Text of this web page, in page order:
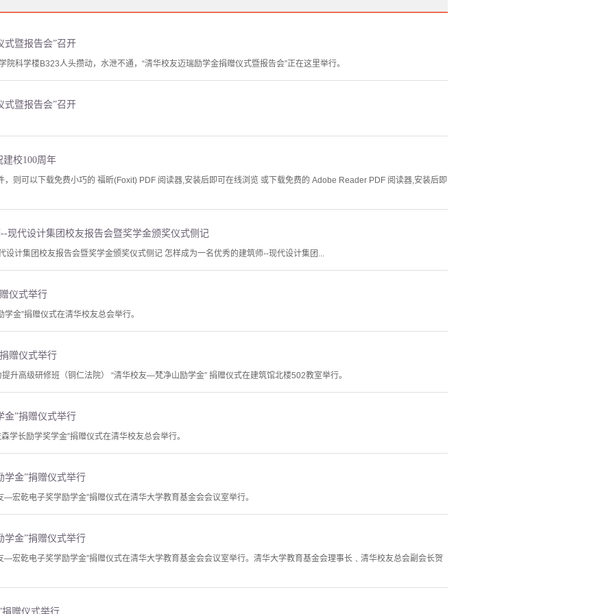
式暨报告会”召开
院科学楼B323人头攒动，水泄不通，“清华校友迈瑞励学金捐赠仪式暨报告会”正在这里举行。
式暨报告会”召开
校100周年
，则可以下载免费小巧的 福昕(Foxit) PDF 阅读器,安装后即可在线浏览 或下载免费的 Adobe Reader PDF 阅读器,安装后即
现代设计集团校友报告会暨奖学金颁奖仪式侧记
设计集团校友报告会暨奖学金颁奖仪式侧记 怎样成为一名优秀的建筑师--现代设计集团...
仪式举行
金”捐赠仪式在清华校友总会举行。
赠仪式举行
升高级研修班（铜仁法院） “清华校友—梵净山励学金” 捐赠仪式在建筑馆北楼502教室举行。
”捐赠仪式举行
学长励学奖学金”捐赠仪式在清华校友总会举行。
金”捐赠仪式举行
宏乾电子奖学励学金”捐赠仪式在清华大学教育基金会会议室举行。
金”捐赠仪式举行
—宏乾电子奖学励学金”捐赠仪式在清华大学教育基金会会议室举行。清华大学教育基金会理事长﹑清华校友总会副会长贺
赠仪式举行